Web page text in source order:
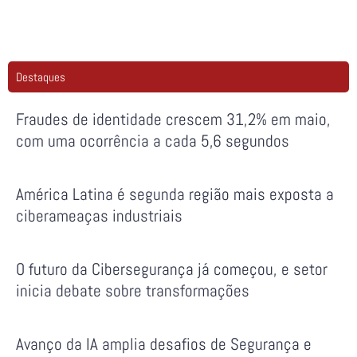
Destaques
Fraudes de identidade crescem 31,2% em maio,
com uma ocorrência a cada 5,6 segundos
América Latina é segunda região mais exposta a
ciberameaças industriais
O futuro da Cibersegurança já começou, e setor
inicia debate sobre transformações
Avanço da IA amplia desafios de Segurança e